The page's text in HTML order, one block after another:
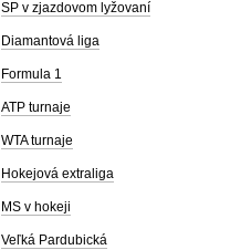
SP v zjazdovom lyžovaní
Diamantová liga
Formula 1
ATP turnaje
WTA turnaje
Hokejová extraliga
MS v hokeji
Veľká Pardubická